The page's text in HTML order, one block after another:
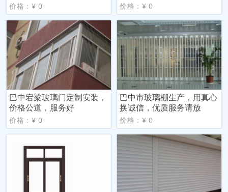
价格：¥ 0 价格：¥ 0
巴中宕梁玻璃门定制安装，
价格公道，服务好
价格：¥ 0
巴中市玻璃棚生产，用真心
换诚信，优质服务请放
价格：¥ 0